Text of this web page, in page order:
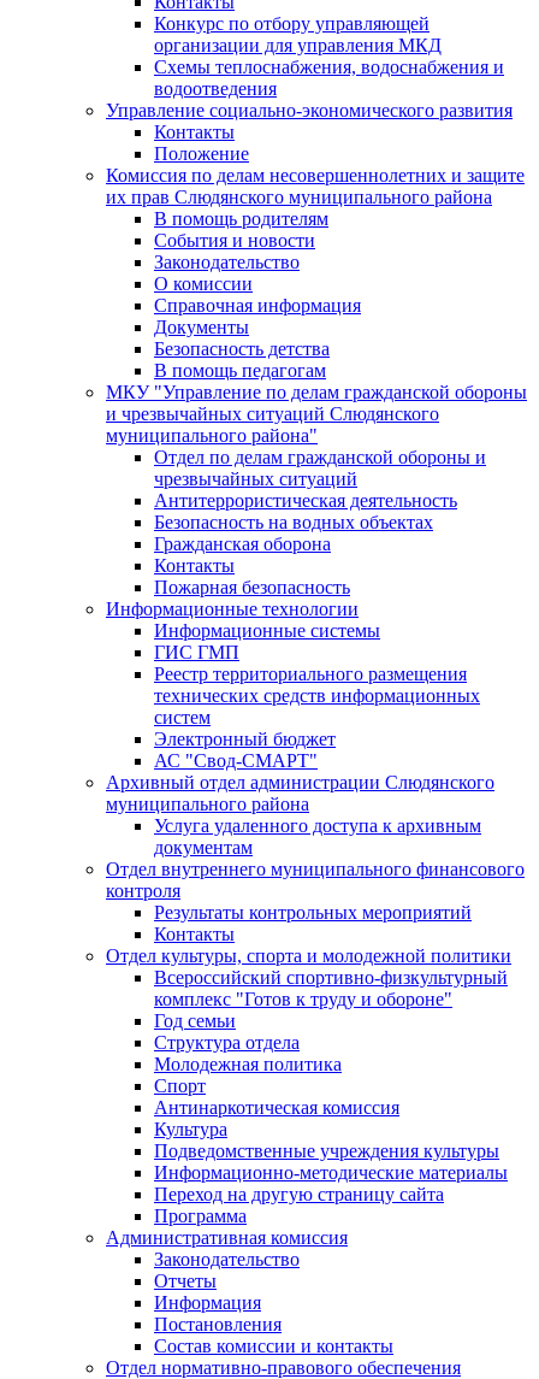
Конкурс по отбору управляющей
организации для управления МКД
Схемы теплоснабжения, водоснабжения и
водоотведения
Управление социально-экономического развития
Контакты
Положение
Комиссия по делам несовершеннолетних и защите
их прав Слюдянского муниципального района
В помощь родителям
События и новости
Законодательство
О комиссии
Справочная информация
Документы
Безопасность детства
В помощь педагогам
МКУ "Управление по делам гражданской обороны
и чрезвычайных ситуаций Слюдянского
муниципального района"
Отдел по делам гражданской обороны и
чрезвычайных ситуаций
Антитеррористическая деятельность
Безопасность на водных объектах
Гражданская оборона
Контакты
Пожарная безопасность
Информационные технологии
Информационные системы
ГИС ГМП
Реестр территориального размещения
технических средств информационных
систем
Электронный бюджет
АС "Свод-СМАРТ"
Архивный отдел администрации Слюдянского
муниципального района
Услуга удаленного доступа к архивным
документам
Отдел внутреннего муниципального финансового
контроля
Результаты контрольных мероприятий
Контакты
Отдел культуры, спорта и молодежной политики
Всероссийский спортивно-физкультурный
комплекс "Готов к труду и обороне"
Год семьи
Структура отдела
Молодежная политика
Спорт
Антинаркотическая комиссия
Культура
Подведомственные учреждения культуры
Информационно-методические материалы
Переход на другую страницу сайта
Программа
Административная комиссия
Законодательство
Отчеты
Информация
Постановления
Состав комиссии и контакты
Отдел нормативно-правового обеспечения